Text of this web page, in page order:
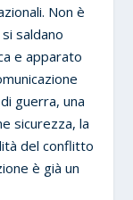
Non è
saldano
e apparato
guerra, una
sicurezza, la
del conflitto
è già un